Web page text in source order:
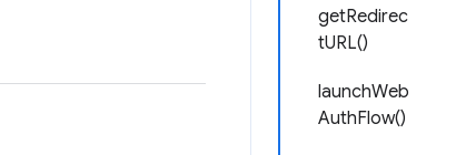
getRedirec
tURL()
launchWeb
AuthFlow()